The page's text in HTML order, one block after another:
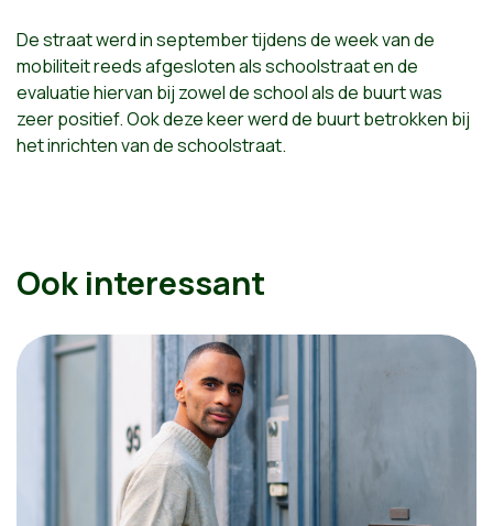
De straat werd in september tijdens de week van de
mobiliteit reeds afgesloten als schoolstraat en de
evaluatie hiervan bij zowel de school als de buurt was
zeer positief. Ook deze keer werd de buurt betrokken bij
het inrichten van de schoolstraat.
Ook interessant